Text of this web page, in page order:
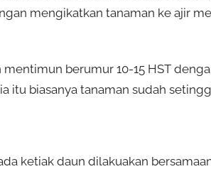
mengikatkan tanaman ke ajir
berumur 10-15 HST
itu biasanya tanaman sudah
ketiak daun dilakuakan